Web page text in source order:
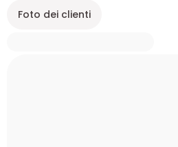
Foto dei clienti